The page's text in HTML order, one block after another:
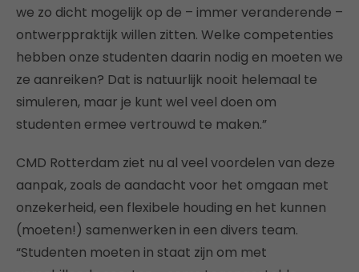
we zo dicht mogelijk op de – immer veranderende –
ontwerppraktijk willen zitten. Welke competenties
hebben onze studenten daarin nodig en moeten we
ze aanreiken? Dat is natuurlijk nooit helemaal te
simuleren, maar je kunt wel veel doen om
studenten ermee vertrouwd te maken.”
CMD Rotterdam ziet nu al veel voordelen van deze
aanpak, zoals de aandacht voor het omgaan met
onzekerheid, een flexibele houding en het kunnen
(moeten!) samenwerken in een divers team.
“Studenten moeten in staat zijn om met